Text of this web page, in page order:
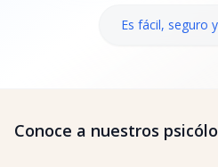
Es fácil, seguro
Conoce a nuestros